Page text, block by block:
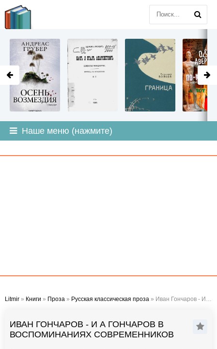
Наше меню (нажмите)
Litmir » Книги » Проза » Русская классическая проза » Иван Гончаров - И А Гончаров в воспоминаниях современников
ИВАН ГОНЧАРОВ - И А ГОНЧАРОВ В
ВОСПОМИНАНИЯХ СОВРЕМЕННИКОВ
LITMIR.ORG